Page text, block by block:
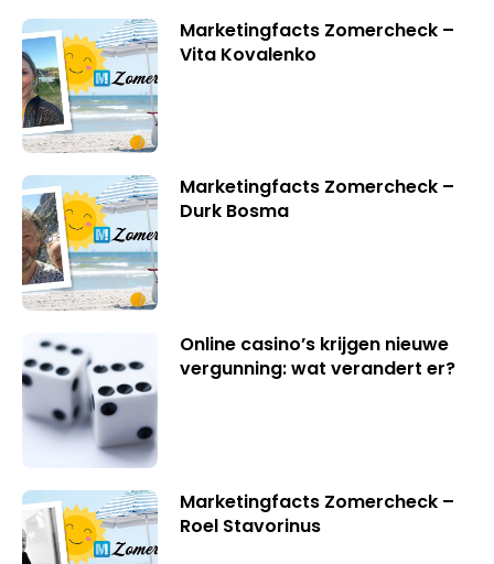
Marketingfacts Zomercheck –
Vita Kovalenko
Marketingfacts Zomercheck –
Durk Bosma
Online casino’s krijgen nieuwe
vergunning: wat verandert er?
Marketingfacts Zomercheck –
Roel Stavorinus